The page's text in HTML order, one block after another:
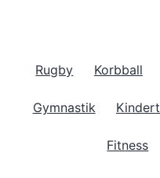
Rugby Korbball
Gymnastik
Fitness